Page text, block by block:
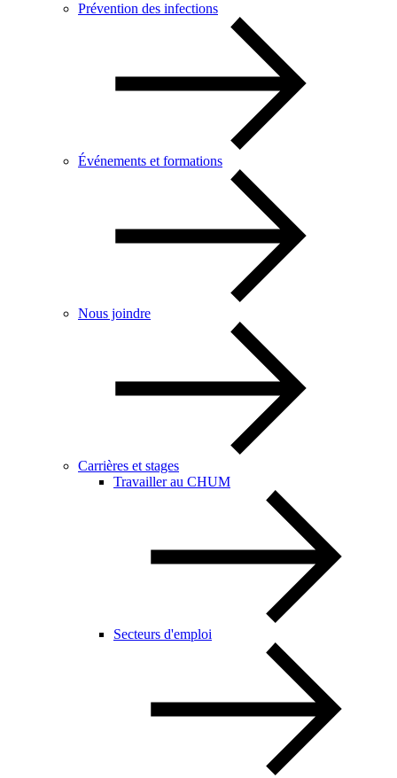
Prévention des infections
Événements et formations
Nous joindre
Carrières et stages
Travailler au CHUM
Secteurs d'emploi